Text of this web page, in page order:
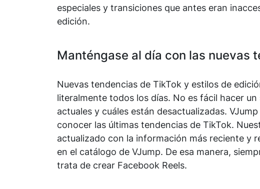
especiales y transiciones que antes eran
edición.
Manténgase al día con las nuevas
Nuevas tendencias de TikTok y estilos de
literalmente todos los días. No es fácil hacer
actuales y cuáles están desactualizadas.
conocer las últimas tendencias de TikTok.
actualizado con la información más reciente y
en el catálogo de VJump. De esa manera,
trata de crear Facebook Reels.